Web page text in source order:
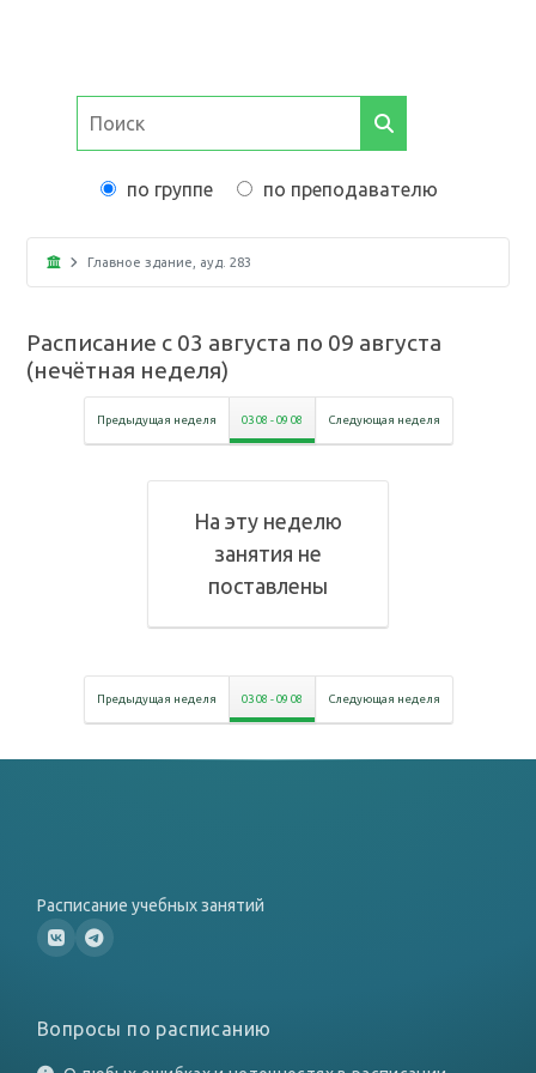
по группе по преподавателю
Главное здание , ауд. 283
Расписание с 03 августа по 09 августа
(нечётная неделя)
Предыдущая неделя 03 08 -09 08 Следующая неделя
На эту неделю
занятия не
поставлены
Предыдущая неделя 03 08 -09 08 Следующая неделя
Расписание учебных занятий
Вопросы по расписанию